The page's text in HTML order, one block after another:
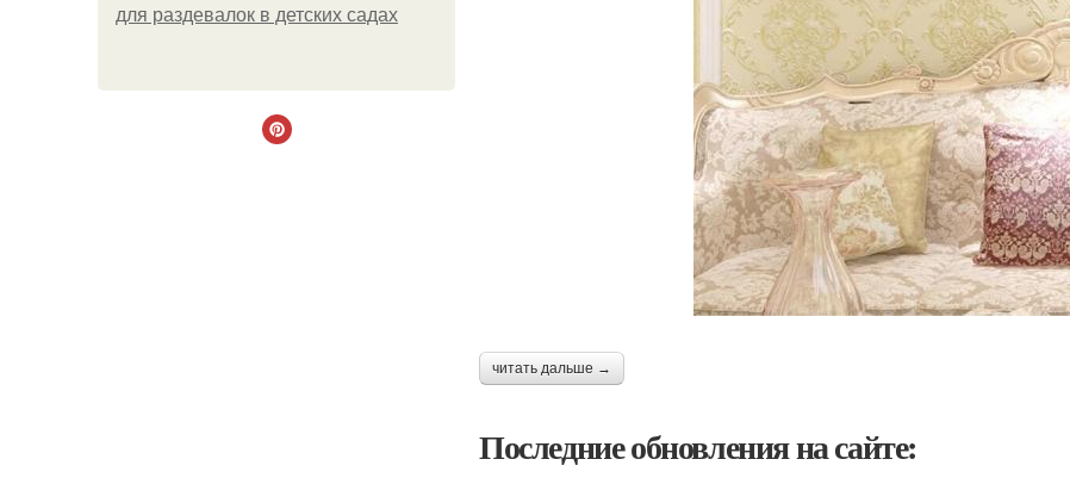
для раздевалок в детских садах
читать дальше →
Последние обновления на сайте: